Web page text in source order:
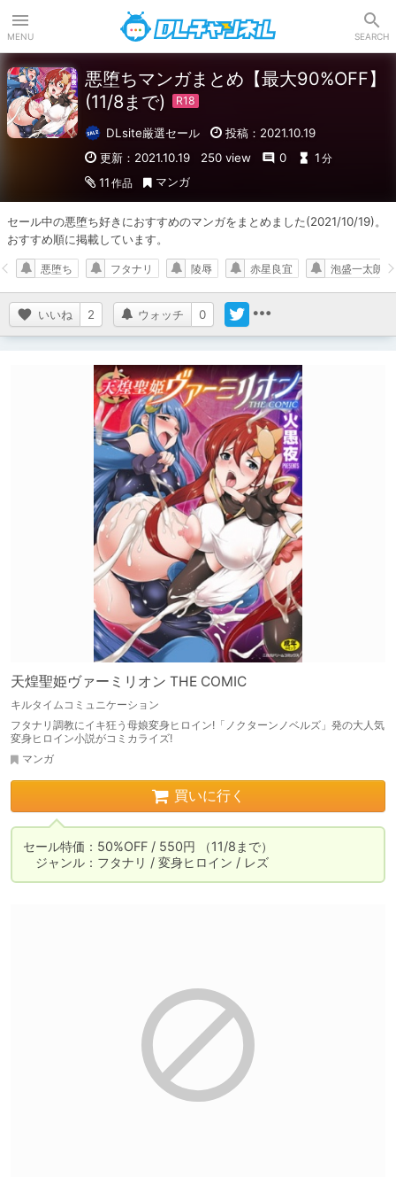
MENU SEARCH
悪堕ちマンガまとめ【最大90%OFF】
(11/8まで)
DLsite厳選セール
投稿：2021.10.19
更新：2021.10.19
250 view 0 1 分
11 作品 マンガ
セール中の悪堕ち好きにおすすめのマンガをまとめました(2021/10/19)。
おすすめ順に掲載しています。
いいね 2 ウォッチ 0
悪堕ち フタナリ 陵辱 赤星良宜 泡盛一太朗
天煌聖姫ヴァーミリオン THE COMIC
キルタイムコミュニケーション
フタナリ調教にイキ狂う母娘変身ヒロイン!「ノクターンノベルズ」発の大人気
変身ヒロイン小説がコミカライズ!
マンガ
買いに行く
セール特価：50%OFF / 550円 （11/8まで）
ジャンル：フタナリ / 変身ヒロイン / レズ